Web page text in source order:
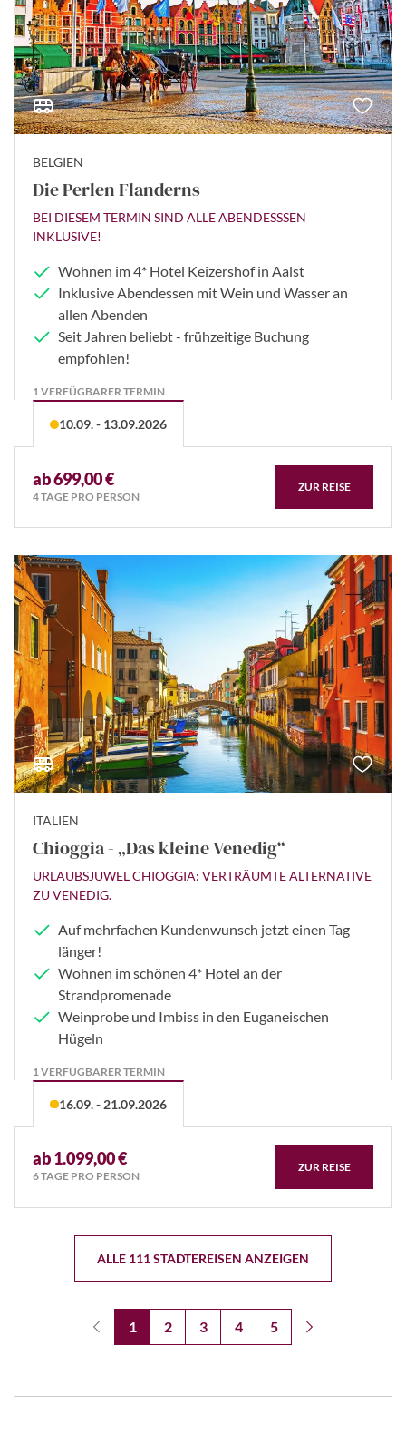
BELGIEN
Die Perlen Flanderns
BEI DIESEM TERMIN SIND ALLE ABENDESSSEN
INKLUSIVE!
Wohnen im 4* Hotel Keizershof in Aalst
Inklusive Abendessen mit Wein und Wasser an
allen Abenden
Seit Jahren beliebt - frühzeitige Buchung
empfohlen!
1 VERFÜGBARER TERMIN
10.09. - 13.09.2026
ab 699,00 €
4 TAGE PRO PERSON
ZUR REISE
ITALIEN
Chioggia - „Das kleine Venedig“
URLAUBSJUWEL CHIOGGIA: VERTRÄUMTE ALTERNATIVE
ZU VENEDIG.
Auf mehrfachen Kundenwunsch jetzt einen Tag
länger!
Wohnen im schönen 4* Hotel an der
Strandpromenade
Weinprobe und Imbiss in den Euganeischen
Hügeln
1 VERFÜGBARER TERMIN
16.09. - 21.09.2026
ab 1.099,00 €
6 TAGE PRO PERSON
ZUR REISE
ALLE 111 STÄDTEREISEN ANZEIGEN
1 2 3 4 5